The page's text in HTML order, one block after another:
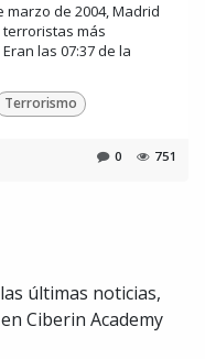
marzo de 2004, Madrid
más
las 07:37 de la
Terrorismo
0 751
últimas noticias,
Ciberin Academy